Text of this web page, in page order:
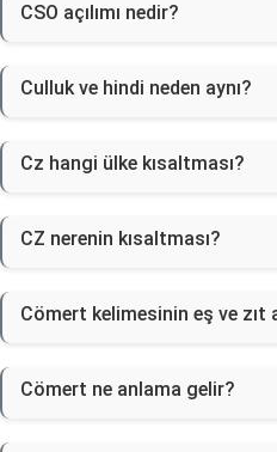
CSO açılımı nedir?
Culluk ve hindi neden aynı?
Cz hangi ülke kısaltması?
CZ nerenin kısaltması?
Cömert kelimesinin eş ve zıt
Cömert ne anlama gelir?